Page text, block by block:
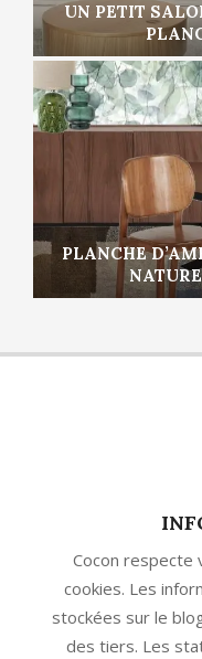
UN PETIT
PLANCHE
Cocon respecte
cookies. Les
stockées sur le
des tiers. Les